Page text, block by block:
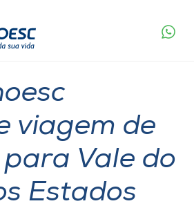
viagem de
Vale do
Estados